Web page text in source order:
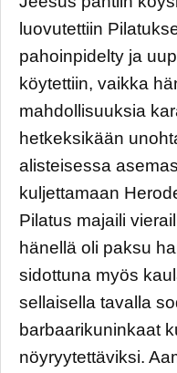
luovutettiin
pahoinpidelty ja
köytettiin, vaikka
mahdollisuuksia
hetkeksikään
alisteisessa
kuljettamaan
Pilatus majaili
hänellä oli paksu
sidottuna myös
sellaisella tavalla
barbaarikuninkaat
nöyryytettäviksi.